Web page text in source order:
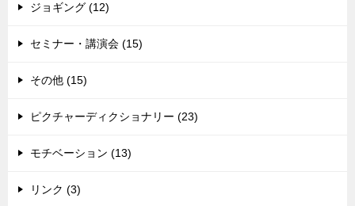
ジョギング (12)
セミナー・講演会 (15)
その他 (15)
ピクチャーディクショナリー (23)
モチベーション (13)
リンク (3)